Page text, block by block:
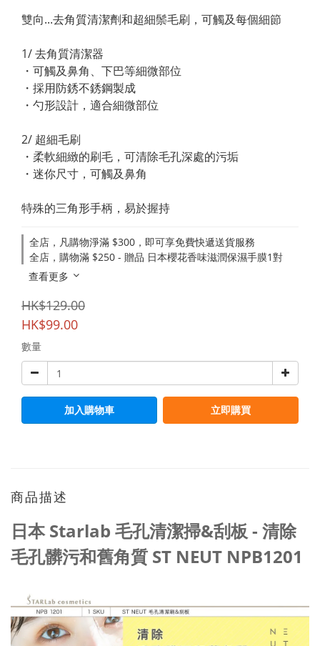
雙向...去角質清潔劑和超細鬃毛刷，可觸及每個細節
1/ 去角質清潔器
・可觸及鼻角、下巴等細微部位
・採用防銹不銹鋼製成
・勺形設計，適合細微部位
2/ 超細毛刷
・柔軟細緻的刷毛，可清除毛孔深處的污垢
・迷你尺寸，可觸及鼻角
特殊的三角形手柄，易於握持
全店，凡購物淨滿 $300，即可享免費快遞送貨服務
全店，購物滿 $250 - 贈品 日本櫻花香味滋潤保濕手膜1對
查看更多
HK$129.00
HK$99.00
數量
加入購物車 立即購買
商品描述
日本 Starlab 毛孔清潔掃&刮板 - 清除
毛孔髒污和舊角質 ST NEUT NPB1201